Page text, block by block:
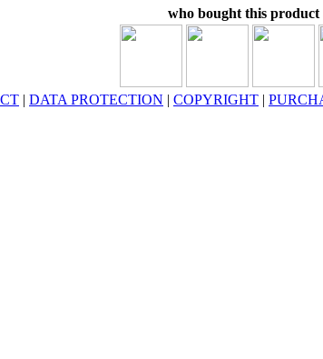
who bought this product
| DATA PROTECTION | COPYRIGHT |